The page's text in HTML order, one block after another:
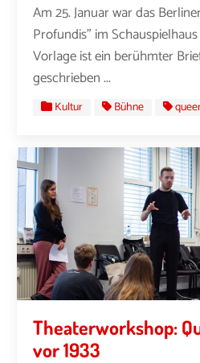
Am 25. Januar war das
Profundis” im
Vorlage ist ein berühmter
geschrieben ...
Kultur Bühne
Theaterworkshop:
vor 1933